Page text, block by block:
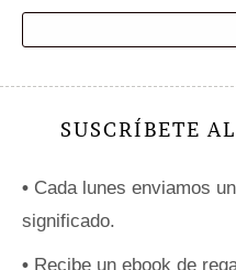
SUSCRÍBETE
• Cada lunes enviamos
significado.
• Recibe un ebook de